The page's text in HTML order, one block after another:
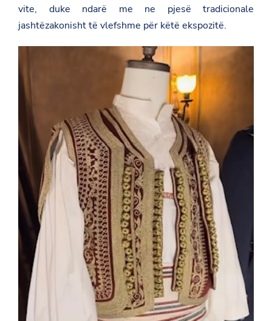
vite, duke ndarë me ne pjesë tradicionale
jashtëzakonisht të vlefshme për këtë ekspozitë.